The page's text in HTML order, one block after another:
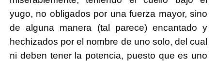
yugo, no obligados por una fuerza mayor, sino
de alguna manera (tal parece) encantado y
hechizados por el nombre de uno solo, del cual
ni deben tener la potencia, puesto que es uno